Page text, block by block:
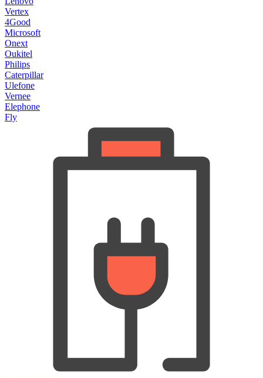
Vertex
4Good
Microsoft
Onext
Oukitel
Philips
Caterpillar
Ulefone
Vernee
Elephone
Fly